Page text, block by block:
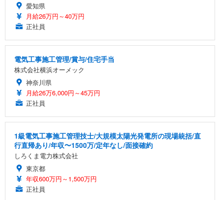
愛知県
月給26万円～40万円
正社員
電気工事施工管理/賞与/住宅手当
株式会社横浜オーメック
神奈川県
月給26万6,000円～45万円
正社員
1級電気工事施工管理技士/大規模太陽光発電所の現場統括/直
行直帰あり/年収〜1500万/定年なし/面接確約
しろくま電力株式会社
東京都
年収600万円～1,500万円
正社員